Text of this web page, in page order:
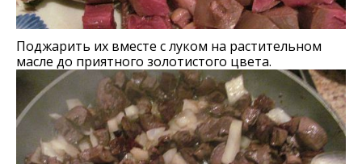
Поджарить их вместе с луком на растительном
масле до приятного золотистого цвета.